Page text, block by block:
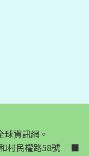
資訊網。
和村民權路58號 ■